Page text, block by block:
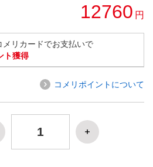
12760 円
リカードでお支払いで
ト獲得
コメリポイントについて